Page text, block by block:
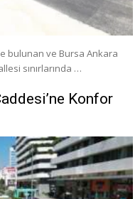
bulunan ve Bursa Ankara
sınırlarında …
Konfor